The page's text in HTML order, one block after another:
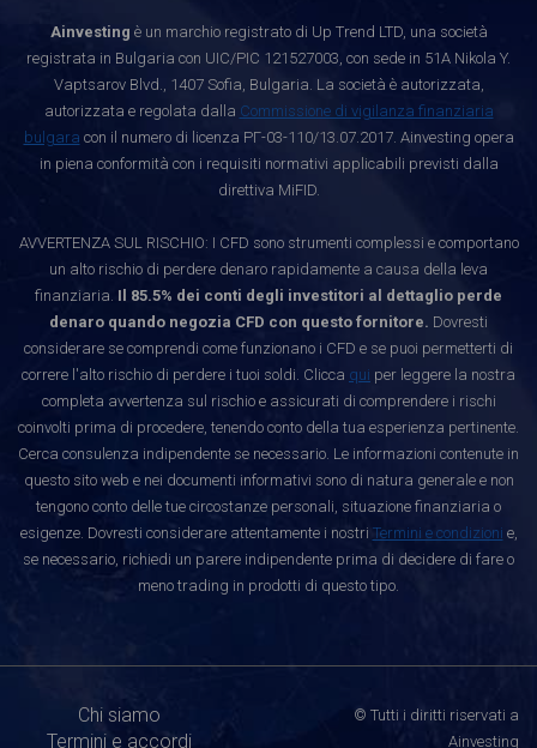
Ainvesting è un marchio registrato di Up Trend LTD, una società
registrata in Bulgaria con UIC/PIC 121527003, con sede in 51A Nikola Y.
Vaptsarov Blvd., 1407 Sofia, Bulgaria. La società è autorizzata,
autorizzata e regolata dalla Commissione di vigilanza finanziaria
bulgara con il numero di licenza РГ-03-110/13.07.2017. Ainvesting opera
in piena conformità con i requisiti normativi applicabili previsti dalla
direttiva MiFID.
AVVERTENZA SUL RISCHIO: I CFD sono strumenti complessi e comportano
un alto rischio di perdere denaro rapidamente a causa della leva
finanziaria. Il 85.5% dei conti degli investitori al dettaglio perde
denaro quando negozia CFD con questo fornitore. Dovresti
considerare se comprendi come funzionano i CFD e se puoi permetterti di
correre l'alto rischio di perdere i tuoi soldi. Clicca qui per leggere la nostra
completa avvertenza sul rischio e assicurati di comprendere i rischi
coinvolti prima di procedere, tenendo conto della tua esperienza pertinente.
Cerca consulenza indipendente se necessario. Le informazioni contenute in
questo sito web e nei documenti informativi sono di natura generale e non
tengono conto delle tue circostanze personali, situazione finanziaria o
esigenze. Dovresti considerare attentamente i nostri Termini e condizioni e,
se necessario, richiedi un parere indipendente prima di decidere di fare o
meno trading in prodotti di questo tipo.
Chi siamo
Termini e accordi
© Tutti i diritti riservati a
Ainvesting